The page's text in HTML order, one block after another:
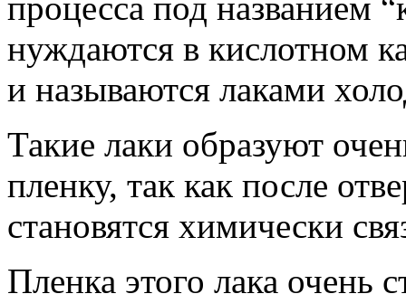
нуждаются в кислотном
и называются лаками
Такие лаки образуют
пленку, так как после
становятся химически
Пленка этого лака очень